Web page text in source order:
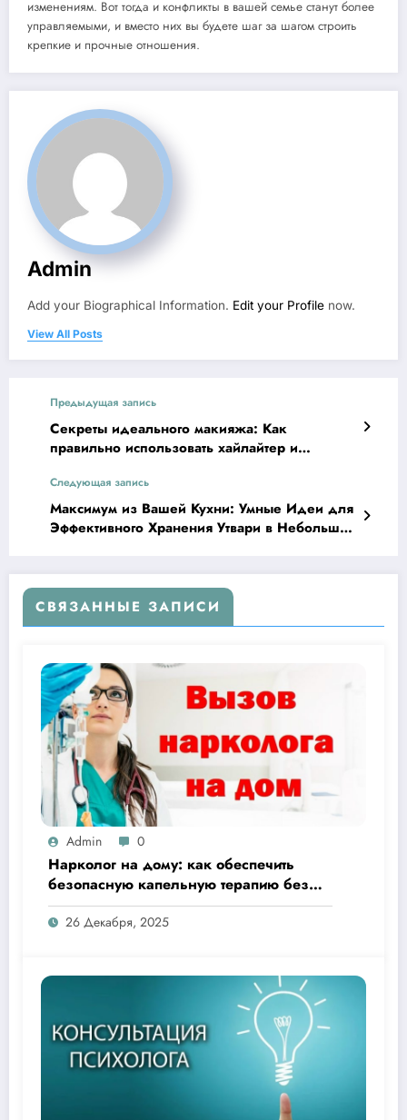
изменениям. Вот тогда и конфликты в вашей семье станут более
управляемыми, и вместо них вы будете шаг за шагом строить
крепкие и прочные отношения.
Admin
Add your Biographical Information. Edit your Profile now.
View All Posts
Предыдущая запись
Секреты идеального макияжа: Как
правильно использовать хайлайтер и
Следующая запись
Максимум из Вашей Кухни: Умные Идеи для
Эффективного Хранения Утвари в Небольших
СВЯЗАННЫЕ ЗАПИСИ
Admin 0
Нарколог на дому: как обеспечить
безопасную капельную терапию без
похода в клинику
26 Декабря, 2025